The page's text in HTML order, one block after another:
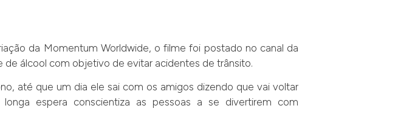
da Momentum Worldwide, o filme foi postado no canal da
álcool com objetivo de evitar acidentes de trânsito.
até que um dia ele sai com os amigos dizendo que vai voltar
espera conscientiza as pessoas a se divertirem com